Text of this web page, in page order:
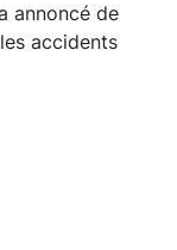
annoncé de
accidents